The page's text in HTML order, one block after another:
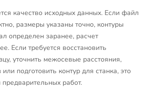
качество исходных данных. Если файл
размеры указаны точно, контуры
определен заранее, расчет
Если требуется восстановить
уточнить межосевые расстояния,
подготовить контур для станка, это
работ.